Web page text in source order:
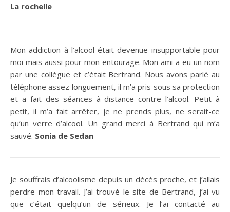
La rochelle
Mon addiction à l’alcool était devenue insupportable pour
moi mais aussi pour mon entourage. Mon ami a eu un nom
par une collègue et c’était Bertrand. Nous avons parlé au
téléphone assez longuement, il m’a pris sous sa protection
et a fait des séances à distance contre l’alcool. Petit à
petit, il m’a fait arrêter, je ne prends plus, ne serait-ce
qu’un verre d’alcool. Un grand merci à Bertrand qui m’a
sauvé. Sonia de Sedan
Je souffrais d’alcoolisme depuis un décès proche, et j’allais
perdre mon travail. J’ai trouvé le site de Bertrand, j’ai vu
que c’était quelqu’un de sérieux. Je l’ai contacté au